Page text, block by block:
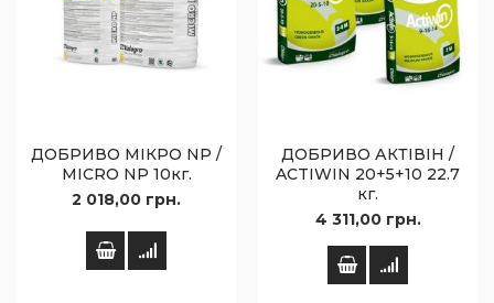
ДОБРИВО МІКРО NP /
MICRO NP 10кг.
2 018,00 грн.
ДОБРИВО АКТІВІН /
ACTIWIN 20+5+10 22.7
кг.
4 311,00 грн.